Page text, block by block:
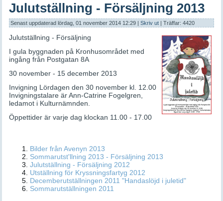
Julutställning - Försäljning 2013
Senast uppdaterad lördag, 01 november 2014 12:29 |Skriv ut | Träffar: 4420
Julutställning - Försäljning
I gula byggnaden på Kronhusområdet med
ingång från Postgatan 8A
30 november - 15 december 2013
Invigning Lördagen den 30 november kl. 12.00
Invigningstalare är Ann-Catrine Fogelgren,
ledamot i Kulturnämnden.
Öppettider är varje dag klockan 11.00 - 17.00
Bilder från Avenyn 2013
Sommarutst'llning 2013 - Försäljning 2013
Julutställning - Försäljning 2012
Utställning för Kryssningsfartyg 2012
Decemberutställningen 2011 "Handaslöjd i juletid"
Sommarutställningen 2011